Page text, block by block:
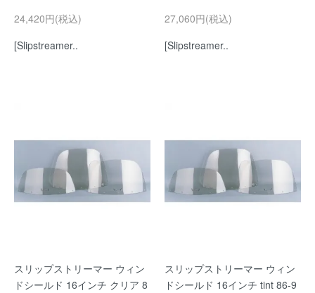
24,420円(税込)
[Slipstreamer..
27,060円(税込)
[Slipstreamer..
スリップストリーマー ウィン
ドシールド 16インチ クリア 8
スリップストリーマー ウィン
ドシールド 16インチ tint 86-9